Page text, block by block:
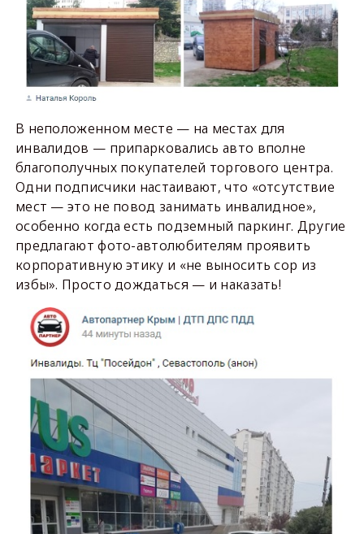
В неположенном месте — на местах для
инвалидов — припарковались авто вполне
благополучных покупателей торгового центра.
Одни подписчики настаивают, что «отсутствие
мест — это не повод занимать инвалидное»,
особенно когда есть подземный паркинг. Другие
предлагают фото-автолюбителям проявить
корпоративную этику и «не выносить сор из
избы». Просто дождаться — и наказать!